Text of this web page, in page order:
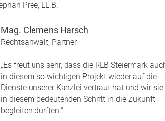
Pree, LL.B.
Mag. Clemens Harsch
Rechtsanwalt, Partner
„Es freut uns sehr, dass die RLB Steiermark
in diesem so wichtigen Projekt wieder auf die
Dienste unserer Kanzlei vertraut hat und wir sie
in diesem bedeutenden Schritt in die Zukunft
begleiten durften.“